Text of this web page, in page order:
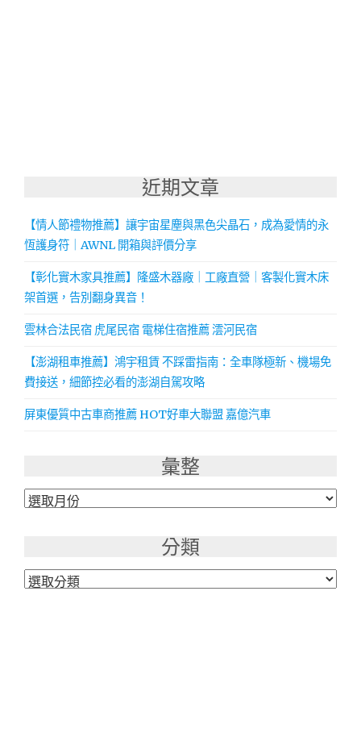
近期文章
【情人節禮物推薦】讓宇宙星塵與黑色尖晶石，成為愛情的永
恆護身符｜AWNL 開箱與評價分享
【彰化實木家具推薦】隆盛木器廠｜工廠直營｜客製化實木床
架首選，告別翻身異音！
雲林合法民宿 虎尾民宿 電梯住宿推薦 澐河民宿
【澎湖租車推薦】鴻宇租賃 不踩雷指南：全車隊極新、機場免
費接送，細節控必看的澎湖自駕攻略
屏東優質中古車商推薦 HOT好車大聯盟 嘉億汽車
彙整
彙
分類
分